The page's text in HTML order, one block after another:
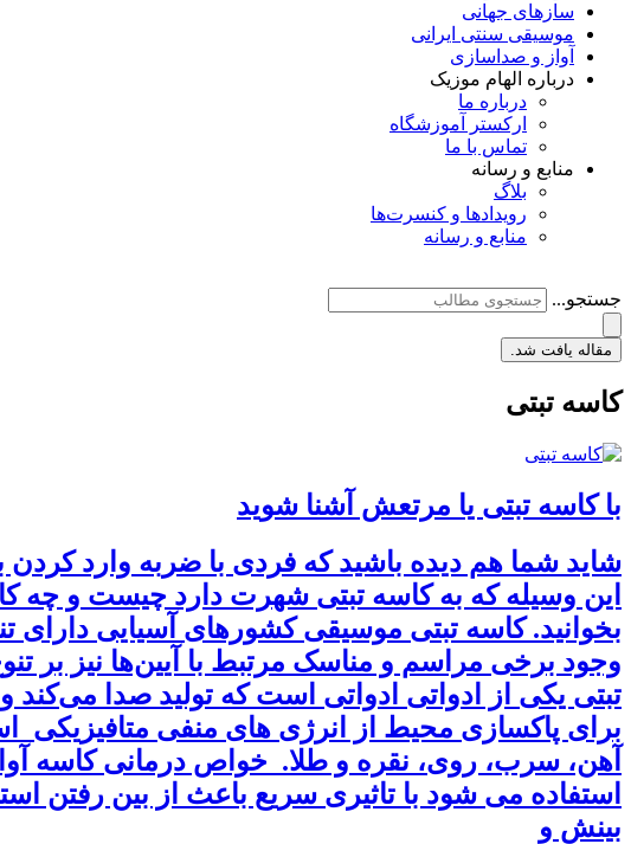
سازهای جهانی
موسیقی سنتی ایرانی
آواز و صداسازی
درباره الهام موزیک
درباره ما
ارکستر آموزشگاه
تماس با ما
منابع و رسانه
بلاگ
رویدادها و کنسرت‌ها
منابع و رسانه
جستجو...
مقاله یافت شد.
کاسه تبتی
با کاسه تبتی یا مرتعش آشنا شوید
شاید شما هم دیده باشید که فردی با ضربه وارد کردن
این وسیله که به کاسه تبتی شهرت دارد چیست و چه
بخوانید. کاسه تبتی موسیقی کشورهای آسیایی
وجود برخی مراسم و مناسک مرتبط با آیین‌ها نیز بر
تبتی یکی از ادواتی ادواتی است که تولید صدا
آهن، سرب، روی، نقره و طلا. خواص درمانی کاسه
استفاده می شود با تاثیری سریع باعث از بین
بینش و